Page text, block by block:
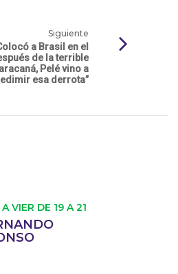
Siguiente
a Brasil en el
de la terrible
Pelé vino a
esa derrota”
VIER DE 19 A 21